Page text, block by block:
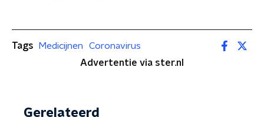
Tags Medicijnen
Coronavirus
Advertentie via ster.nl
Gerelateerd